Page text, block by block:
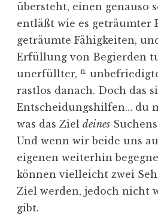
übersteht, einen genauso
entläßt wie es geträumter
geträumte Fähigkeiten,
Erfüllung von Begierden
unerfüllter, n.
rastlos danach. Doch das
Entscheidungshilfen… du
was das Ziel deines
Und wenn wir beide uns
eigenen weiterhin
können vielleicht zwei
Ziel werden, jedoch nicht
gibt.